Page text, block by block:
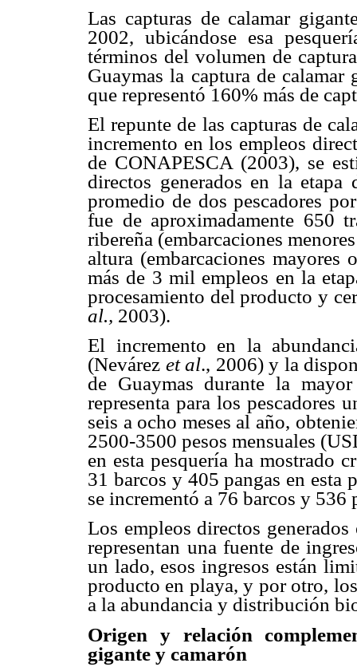
Las capturas de calamar
2002, ubicándose esa
términos del volumen de
Guaymas la captura de
que representó 160% más de
El repunte de las capturas de
incremento en los empleos
de CONAPESCA (2003), se
directos generados en la
promedio de dos pescadores
fue de aproximadamente 650
ribereña (embarcaciones
altura (embarcaciones mayores
más de 3 mil empleos en la
procesamiento del producto y
al., 2003).
El incremento en la
(Nevárez et al., 2006) y la
de Guaymas durante la
representa para los pescadores
seis a ocho meses al año,
2500-3500 pesos mensuales
en esta pesquería ha mostrado
31 barcos y 405 pangas en esta
se incrementó a 76 barcos y 536
Los empleos directos
representan una fuente de
un lado, esos ingresos están
producto en playa, y por otro,
a la abundancia y distribución
Origen y relación
gigante y camarón